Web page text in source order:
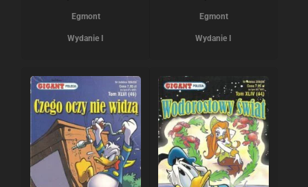
Egmont
Wydanie I
Egmont
Wydanie I